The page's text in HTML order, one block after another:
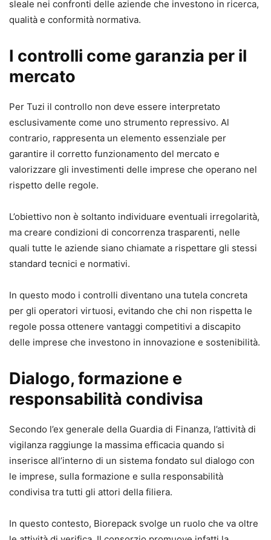
sleale nei confronti delle aziende che investono in ricerca,
qualità e conformità normativa.
I controlli come garanzia per il
mercato
Per Tuzi il controllo non deve essere interpretato
esclusivamente come uno strumento repressivo. Al
contrario, rappresenta un elemento essenziale per
garantire il corretto funzionamento del mercato e
valorizzare gli investimenti delle imprese che operano nel
rispetto delle regole.
L’obiettivo non è soltanto individuare eventuali irregolarità,
ma creare condizioni di concorrenza trasparenti, nelle
quali tutte le aziende siano chiamate a rispettare gli stessi
standard tecnici e normativi.
In questo modo i controlli diventano una tutela concreta
per gli operatori virtuosi, evitando che chi non rispetta le
regole possa ottenere vantaggi competitivi a discapito
delle imprese che investono in innovazione e sostenibilità.
Dialogo, formazione e
responsabilità condivisa
Secondo l’ex generale della Guardia di Finanza, l’attività di
vigilanza raggiunge la massima efficacia quando si
inserisce all’interno di un sistema fondato sul dialogo con
le imprese, sulla formazione e sulla responsabilità
condivisa tra tutti gli attori della filiera.
In questo contesto, Biorepack svolge un ruolo che va oltre